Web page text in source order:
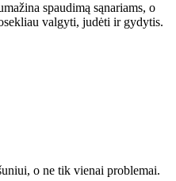
spaudimą sąnariams, o
valgyti, judėti ir gydytis.
o ne tik vienai problemai.